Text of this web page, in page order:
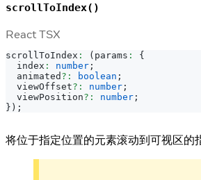
scrollToIndex()
React TSX
scrollToIndex : ( params :
{
  index
: number ;
  animated
? : boolean ;
  viewOffset
? : number ;
  viewPosition
? : number ;
} ) ;
将位于指定位置的元素滚动到可视区的